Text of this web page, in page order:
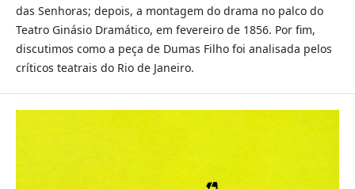
das Senhoras; depois, a montagem do drama no palco do
Teatro Ginásio Dramático, em fevereiro de 1856. Por fim,
discutimos como a peça de Dumas Filho foi analisada pelos
críticos teatrais do Rio de Janeiro.